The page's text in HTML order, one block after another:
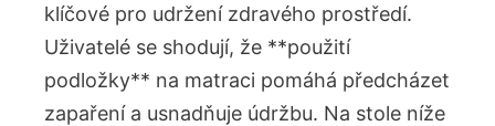
klíčové pro udržení zdravého prostředí.
Uživatelé se shodují, že **použití
podložky** na matraci pomáhá předcházet
zapaření a usnadňuje údržbu. Na stole níže